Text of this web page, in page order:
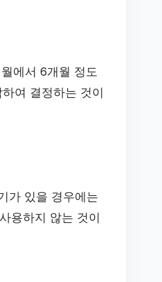
에서 6개월 정도
여 결정하는 것이
가 있을 경우에는
용하지 않는 것이